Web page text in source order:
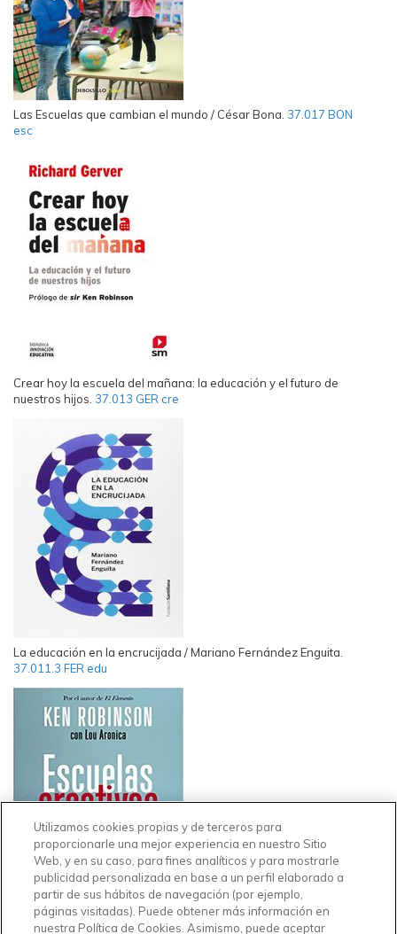
Las Escuelas que cambian el mundo / César Bona. 37.017 BON
esc
Crear hoy la escuela del mañana: la educación y el futuro de
nuestros hijos. 37.013 GER cre
La educación en la encrucijada / Mariano Fernández Enguita.
37.011.3 FER edu
Escuelas creativas / Ken Robinson con Lou Aronica. 37.01 ROB esc
Utilizamos cookies propias y de terceros para
proporcionarle una mejor experiencia en nuestro Sitio
Web, y en su caso, para fines analíticos y para mostrarle
publicidad personalizada en base a un perfil elaborado a
partir de sus hábitos de navegación (por ejemplo,
páginas visitadas). Puede obtener más información en
nuestra Política de Cookies. Asimismo, puede aceptar